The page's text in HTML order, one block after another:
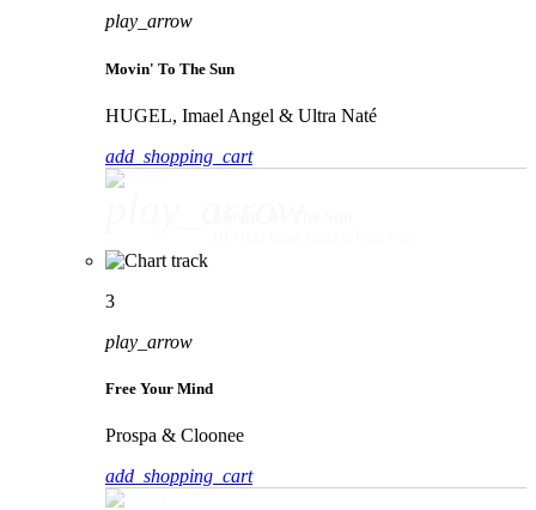
play_arrow
Movin' To The Sun
HUGEL, Imael Angel & Ultra Naté
add_shopping_cart
3
play_arrow
Free Your Mind
Prospa & Cloonee
add_shopping_cart